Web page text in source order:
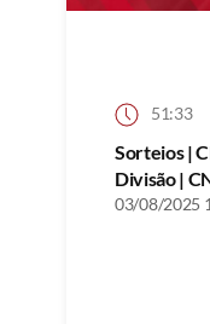
51:33
Sorteios |
Divisão |
03/08/2025